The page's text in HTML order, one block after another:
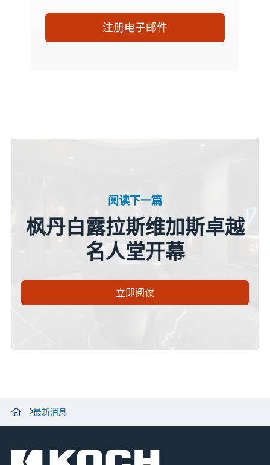
注册电子邮件
阅读下一篇
枫丹白露拉斯维加斯卓越
名人堂开幕
立即阅读
最新消息